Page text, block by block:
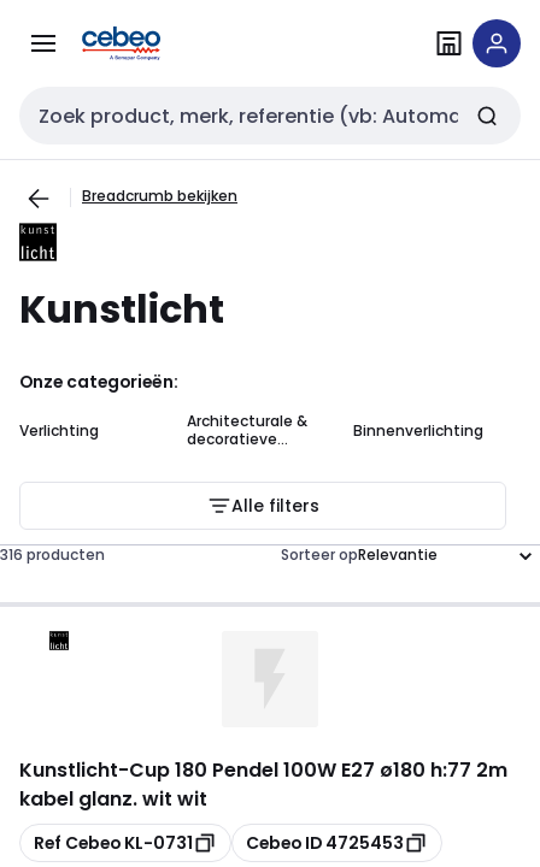
naar
naar
Zoekveld invoer
Breadcrumb bekijken
Kunstlicht
Onze categorieën:
Verlichting
Architecturale &
decoratieve
Binnenverlichting
Alle filters
316 producten Sorteer op
Kunstlicht-Cup 180 Pendel 100W E27 ø180 h:77 2m
kabel glanz. wit wit
Kopiëren
Ref Cebeo KL-0731 Kopiëren
Cebeo ID 4725453